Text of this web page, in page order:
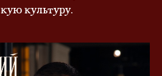
культуру.